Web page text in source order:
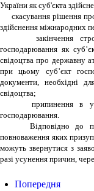
України як суб'єкта
скасування рішення
здійснення міжнародних
закінчення строку
господарювання як
свідоцтва про державну
при цьому суб’єкт
документи, необхідні
свідоцтва;
припинення в
господарювання.
Відповідно до
повноваження яких
можуть звернутися з
разі усунення причин,
Попередня